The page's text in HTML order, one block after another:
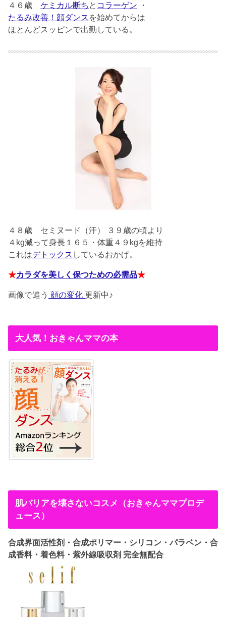
４６歳 ケミカル断ち と コラーゲン ・
たるみ改善！顔ダンス を始めてからは
ほとんどスッピンで出勤している。
４８歳 セミヌード（汗） ３９歳の頃より
４kg減って身長１６５・体重４９kgを維持
これはデトックス しているおかげ。
★カラダを美しく保つための必需品★
画像で追う 顔の変化 更新中♪
大人気！おきゃんママの本
肌バリアを壊さないコスメ（おきゃんママプロデ
ュース）
合成界面活性剤・合成ポリマー・シリコン・パラベン・合
成香料・着色料・紫外線吸収剤 完全無配合